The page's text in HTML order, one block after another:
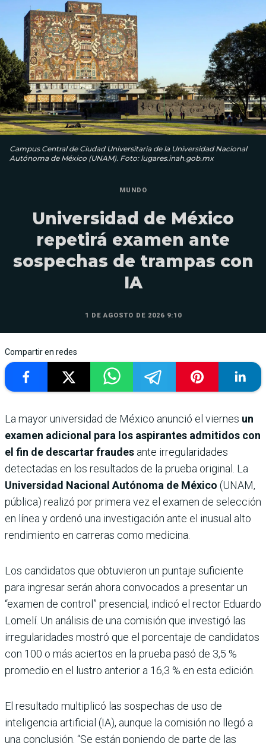
Campus Central de Ciudad Universitaria de la Universidad Nacional
Autónoma de México (UNAM). Foto: lugares.inah.gob.mx
MUNDO
Universidad de México
repetirá examen ante
sospechas de trampas con
IA
1 DE AGOSTO DE 2026 9:10
Compartir en redes
La mayor universidad de México anunció el viernes un
examen adicional para los aspirantes admitidos con
el fin de descartar fraudes ante irregularidades
detectadas en los resultados de la prueba original. La
Universidad Nacional Autónoma de México (UNAM,
pública) realizó por primera vez el examen de selección
en línea y ordenó una investigación ante el inusual alto
rendimiento en carreras como medicina.
Los candidatos que obtuvieron un puntaje suficiente
para ingresar serán ahora convocados a presentar un
“examen de control” presencial, indicó el rector Eduardo
Lomelí. Un análisis de una comisión que investigó las
irregularidades mostró que el porcentaje de candidatos
con 100 o más aciertos en la prueba pasó de 3,5 %
promedio en el lustro anterior a 16,3 % en esta edición.
El resultado multiplicó las sospechas de uso de
inteligencia artificial (IA), aunque la comisión no llegó a
una conclusión. “Se están poniendo de parte de las